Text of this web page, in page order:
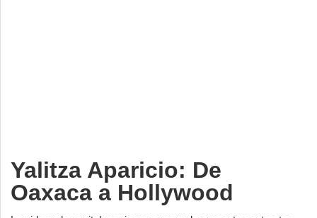
Yalitza Aparicio: De
Oaxaca a Hollywood